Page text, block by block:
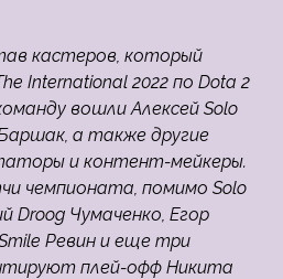
кастеров, который
International 2022 по Dota 2
вошли Алексей Solo
а также другие
и контент-мейкеры.
чемпионата, помимо Solo
Droog Чумаченко, Егор
Ревин и еще три
плей-офф Никита